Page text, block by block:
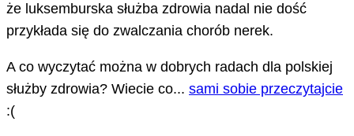
że luksemburska służba zdrowia nadal nie dość
przykłada się do zwalczania chorób nerek.
A co wyczytać można w dobrych radach dla polskiej
służby zdrowia? Wiecie co... sami sobie przeczytajcie
:(